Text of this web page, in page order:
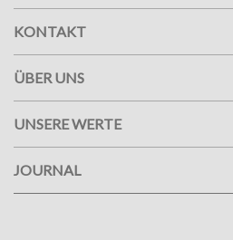
KONTAKT
ÜBER UNS
UNSERE WERTE
JOURNAL